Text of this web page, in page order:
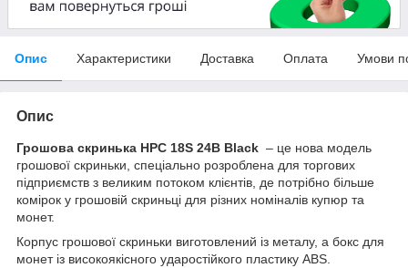
Опис Характеристики Доставка Оплата Умови
Опис
Грошова скринька HPC 18S 24В Black – це нова модель
грошової скриньки, спеціально розроблена для торгових
підприємств з великим потоком клієнтів, де потрібно більше
комірок у грошовій скриньці для різних номіналів купюр та
монет.
Корпус грошової скриньки виготовлений із металу, а бокс для
монет із високоякісного ударостійкого пластику ABS.